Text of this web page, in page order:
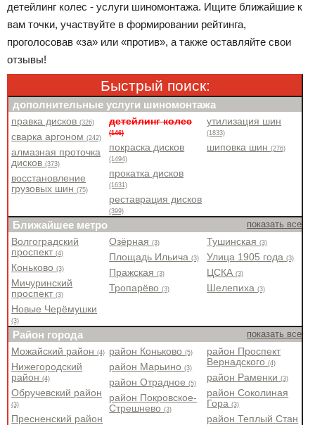
детейлинг колес - услуги шиномонтажа. Ищите ближайшие к
вам точки, участвуйте в формировании рейтинга,
проголосовав «за» или «против», а также оставляйте свои
отзывы!
Быстрый поиск:
дополнительные услуги шиномонтажа
правка дисков(326)
сварка аргоном(242)
алмазная проточка
дисков(373)
восстановление
грузовых шин(75)
детейлинг колес
(146)
покраска дисков
(1494)
прокатка дисков
(1631)
реставрация дисков
(399)
утилизация шин
(1833)
шиповка шин(276)
Ближайшее метро показать все
Волгоградский
проспект(4)
Коньково(3)
Мичуринский
проспект(3)
Новые Черёмушки
(3)
Озёрная(3)
Площадь Ильича(3)
Пражская(3)
Тропарёво(3)
Тушинская(3)
Улица 1905 года(3)
ЦСКА(3)
Шелепиха(3)
Район города показать все
Можайский район(4)
Нижегородский
район(4)
Обручевский район
(3)
Пресненский район
район Коньково(5)
район Марьино(3)
район Отрадное(5)
район Покровское-
Стрешнево(3)
район Проспект
Вернадского(4)
район Раменки(3)
район Соколиная
Гора(3)
район Теплый Стан